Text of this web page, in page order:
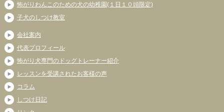
怖がりわんこのための犬の幼稚園(１日１０頭限定)
子犬のしつけ教室
会社案内
代表プロフィール
怖がり犬専門のドッグトレーナー紹介
レッスンを受講されたお客様の声
コラム
しつけ日記